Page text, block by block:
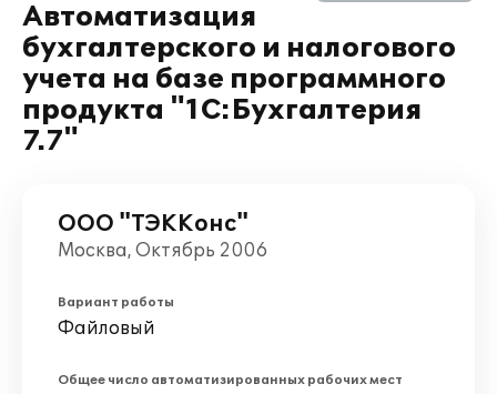
Автоматизация
бухгалтерского и налогового
учета на базе программного
продукта "1С:Бухгалтерия
7.7"
ООО "ТЭККонс"
Москва, Октябрь 2006
Вариант работы
Файловый
Общее число автоматизированных рабочих мест